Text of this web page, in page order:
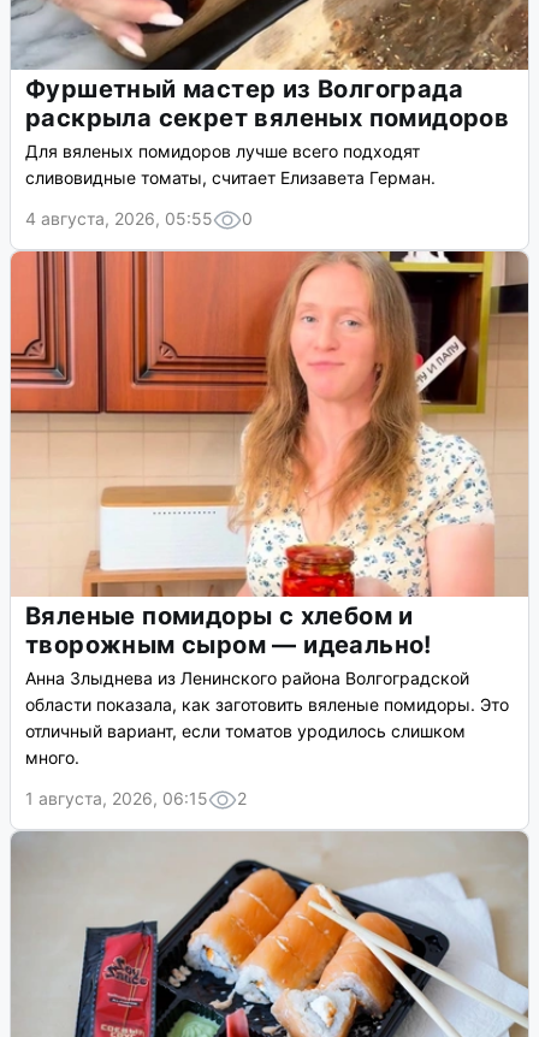
Фуршетный мастер из Волгограда
раскрыла секрет вяленых помидоров
Для вяленых помидоров лучше всего подходят
сливовидные томаты, считает Елизавета Герман.
4 августа, 2026, 05:55
0
Вяленые помидоры с хлебом и
творожным сыром — идеально!
Анна Злыднева из Ленинского района Волгоградской
области показала, как заготовить вяленые помидоры. Это
отличный вариант, если томатов уродилось слишком
много.
1 августа, 2026, 06:15
2